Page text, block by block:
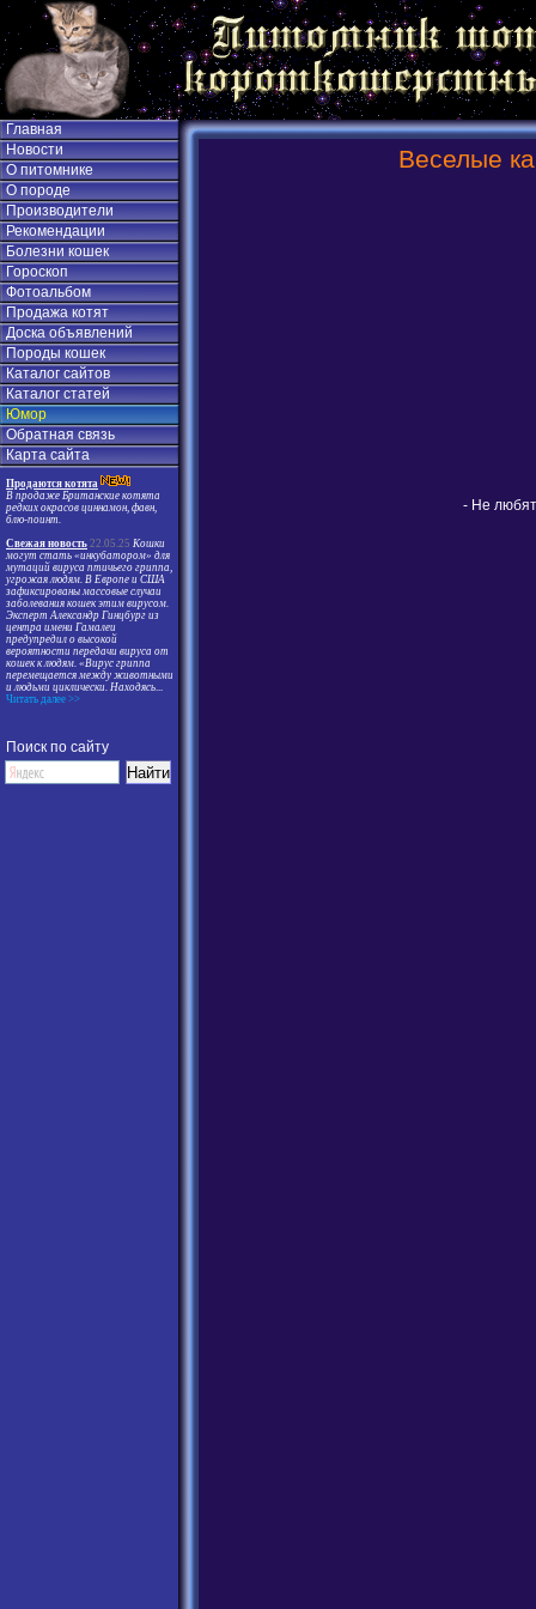
Главная
Новости
О питомнике
О породе
Производители
Рекомендации
Болезни кошек
Гороскоп
Фотоальбом
Продажа котят
Доска объявлений
Породы кошек
Каталог сайтов
Каталог статей
Юмор
Обратная связь
Карта сайта
Продаются котята
В продаже Британские котята
редких окрасов циннамон, фавн,
блю-поинт.
Свежая новость 22.05.25 Кошки
могут стать «инкубатором» для
мутаций вируса птичьего гриппа,
угрожая людям. В Европе и США
зафиксированы массовые случаи
заболевания кошек этим вирусом.
Эксперт Александр Гинцбург из
центра имени Гамалеи
предупредил о высокой
вероятности передачи вируса от
кошек к людям. «Вирус гриппа
перемещается между животными
и людьми циклически. Находясь...
Читать далее >>
Поиск по сайту
Веселые
- Не